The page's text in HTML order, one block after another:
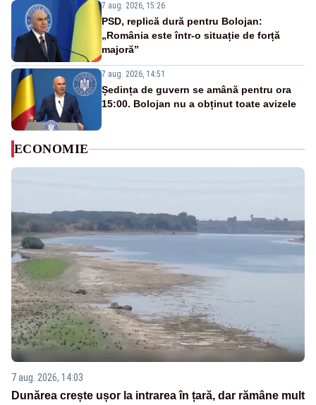
7 aug. 2026, 15:26
PSD, replică dură pentru Bolojan:
„România este într-o situație de forță
majoră”
7 aug. 2026, 14:51
Ședința de guvern se amână pentru ora
15:00. Bolojan nu a obținut toate avizele
ECONOMIE
7 aug. 2026, 14:03
Dunărea crește ușor la intrarea în țară, dar rămâne mult